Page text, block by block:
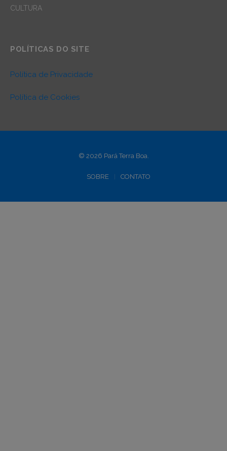
CULTURA
POLÍTICAS DO SITE
Política de Privacidade
Política de Cookies
© 2026 Pará Terra Boa.
SOBRE CONTATO